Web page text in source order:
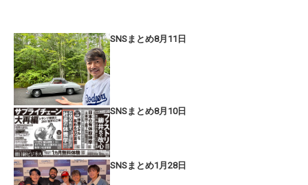
SNSまとめ8月11日
SNSまとめ8月10日
SNSまとめ1月28日